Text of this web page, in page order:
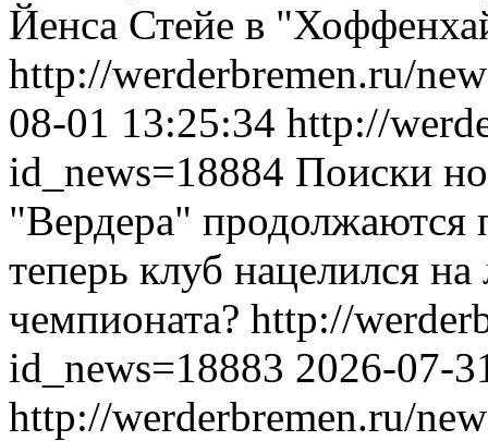
Йенса Стейе в
http://werderbremen.ru/
08-01 13:25:34 http://
id_news=18884 Поиски
"Вердера"
теперь клуб нацелился
чемпионата? http://
id_news=18883 2026-07-
http://werderbremen.ru/